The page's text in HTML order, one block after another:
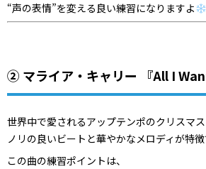
“声の表情”を変える良い練習になりますよ
② マライア・キャリー 『All I
世界中で愛されるアップテンポのクリスマ
ノリの良いビートと華やかなメロディが特徴
この曲の練習ポイントは、